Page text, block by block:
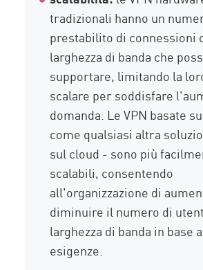
tradizionali hanno un
prestabilito di connessioni
larghezza di banda che
supportare, limitando la
scalare per soddisfare
domanda. Le VPN basate
come qualsiasi altra
sul cloud - sono più
scalabili, consentendo
all'organizzazione di
diminuire il numero di
larghezza di banda in base
esigenze.